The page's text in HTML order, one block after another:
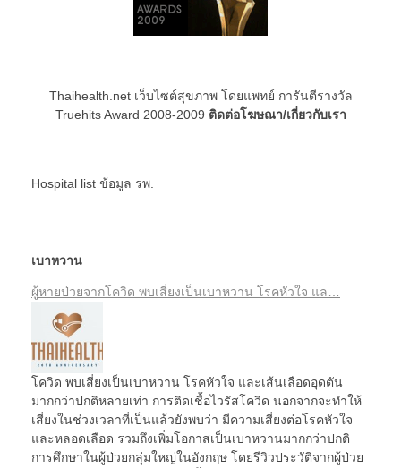
Thaihealth.net เว็บไซต์สุขภาพ โดยแพทย์ การันตีรางวัล
Truehits Award 2008-2009 ติดต่อโฆษณา/เกี่ยวกับเรา
Hospital list ข้อมูล รพ.
เบาหวาน
ผู้หายป่วยจากโควิด พบเสี่ยงเป็นเบาหวาน โรคหัวใจ แล…
โควิด พบเสี่ยงเป็นเบาหวาน โรคหัวใจ และเส้นเลือดอุดตัน
มากกว่าปกติหลายเท่า การติดเชื้อไวรัสโควิด นอกจากจะทำให้
เสี่ยงในช่วงเวลาที่เป็นแล้วยังพบว่า มีความเสี่ยงต่อโรคหัวใจ
และหลอดเลือด รวมถึงเพิ่มโอกาสเป็นเบาหวานมากกว่าปกติ
การศึกษาในผู้ป่วยกลุ่มใหญ่ในอังกฤษ โดยรีวิวประวัติจากผู้ป่วย